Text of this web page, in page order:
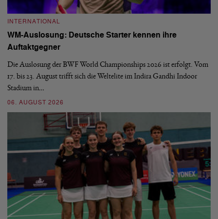
INTERNATIONAL
WM-Auslosung: Deutsche Starter kennen ihre
Auftaktgegner
Die Auslosung der BWF World Championships 2026 ist erfolgt. Vom
17. bis 23. August trifft sich die Weltelite im Indira Gandhi Indoor
Stadium in…
06. AUGUST 2026